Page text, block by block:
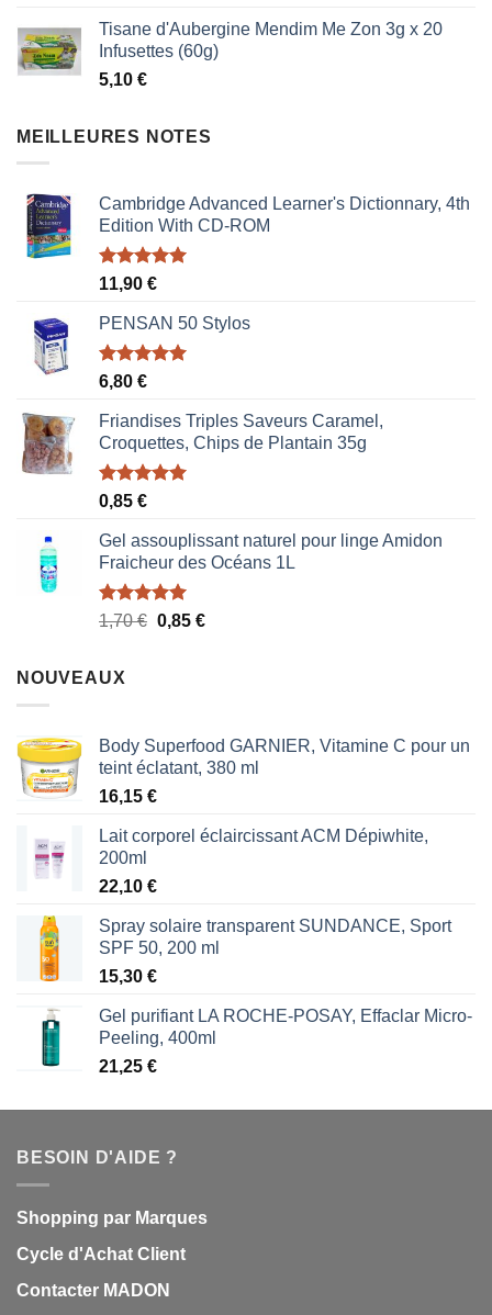
initial
était :
actuel
est :
Tisane d'Aubergine Mendim Me Zon 3g x 20
Infusettes (60g)
5,10 €
MEILLEURES NOTES
Cambridge Advanced Learner's Dictionnary, 4th
Edition With CD-ROM
Note5.00
11,90 €
PENSAN 50 Stylos
Note5.00
6,80 €
Friandises Triples Saveurs Caramel,
Croquettes, Chips de Plantain 35g
Note5.00
0,85 €
Gel assouplissant naturel pour linge Amidon
Fraicheur des Océans 1L
Note5.00
1,70€ Le
0,85 €Le
NOUVEAUX
Body Superfood GARNIER, Vitamine C pour un
teint éclatant, 380 ml
16,15 €
Lait corporel éclaircissant ACM Dépiwhite,
200ml
22,10 €
Spray solaire transparent SUNDANCE, Sport
SPF 50, 200 ml
15,30 €
Gel purifiant LA ROCHE-POSAY, Effaclar Micro-
Peeling, 400ml
21,25 €
BESOIN D'AIDE ?
Shopping par Marques
Cycle d'Achat Client
Contacter MADON